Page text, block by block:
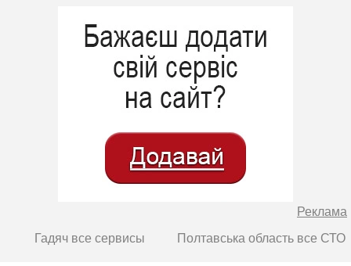
Реклама
Гадяч все сервисы
Полтавська область все СТО